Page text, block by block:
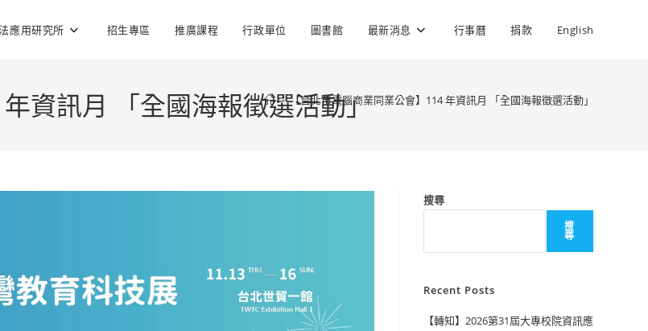
應用研究所 招生專區 推廣課程 行政單位 圖書館 最新消息 行事曆 捐款 English
資訊月 「全國海報徵選活動」
> 【台北市電腦商業同業公會】114 年資訊月 「全國海報徵選活動」
搜尋
搜
尋
Recent Posts
【轉知】2026第31屆大專校院資訊應